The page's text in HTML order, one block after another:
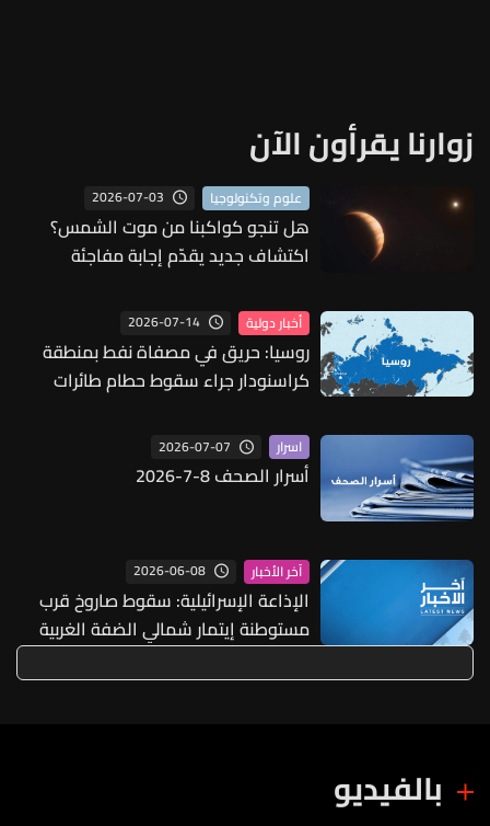
زوارنا يقرأون الآن
علوم وتكنولوجيا 2026-07-03
هل تنجو كواكبنا من موت الشمس؟
اكتشاف جديد يقدّم إجابة مفاجئة
أخبار دولية 2026-07-14
روسيا: حريق في مصفاة نفط بمنطقة
كراسنودار جراء سقوط حطام طائرات
اسرار 2026-07-07
أسرار الصحف 8-7-2026
آخر الأخبار 2026-06-08
الإذاعة الإسرائيلية: سقوط صاروخ قرب
مستوطنة إيتمار شمالي الضفة الغربية
من دون أضرار أو إصابات
بالفيديو